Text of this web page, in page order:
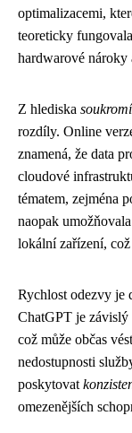
optimalizacemi,
teoreticky
hardwarové nároky
Z hlediska
rozdíly. Online
znamená, že data
cloudové
tématem, zejména
naopak umožňovala
lokální zařízení,
Rychlost odezvy je
ChatGPT je závislý
což může občas
nedostupnosti
poskytovat
omezenějších